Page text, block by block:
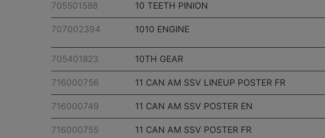
705501588 10 TEETH PINION
707002394 1010 ENGINE
705401823 10TH GEAR
716000756 11 CAN AM SSV LINEUP POSTER FR
716000749 11 CAN AM SSV POSTER EN
716000755 11 CAN AM SSV POSTER FR